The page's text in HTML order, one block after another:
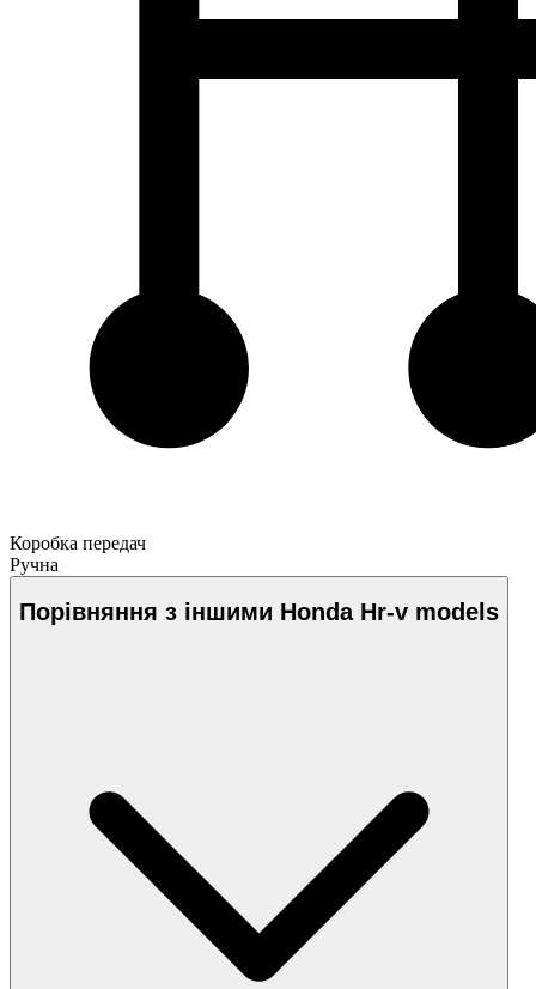
Коробка передач
Ручна
Порівняння з іншими Honda Hr-v models